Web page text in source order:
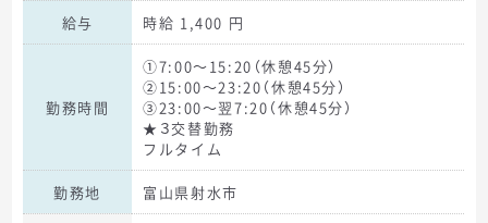
給与 時給 1,400 円
勤務時間
①7:00～15:20（休憩45分）
②15:00～23:20（休憩45分）
③23:00～翌7:20（休憩45分）
★３交替勤務
フルタイム
勤務地 富山県射水市